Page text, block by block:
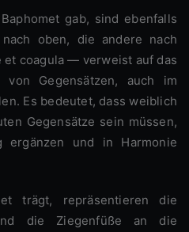
oben, die andere nach
coagula — verweist auf das
von Gegensätzen, auch im
Es bedeutet, dass weiblich
Gegensätze sein müssen,
ergänzen und in Harmonie
die Ziegenfüße an die